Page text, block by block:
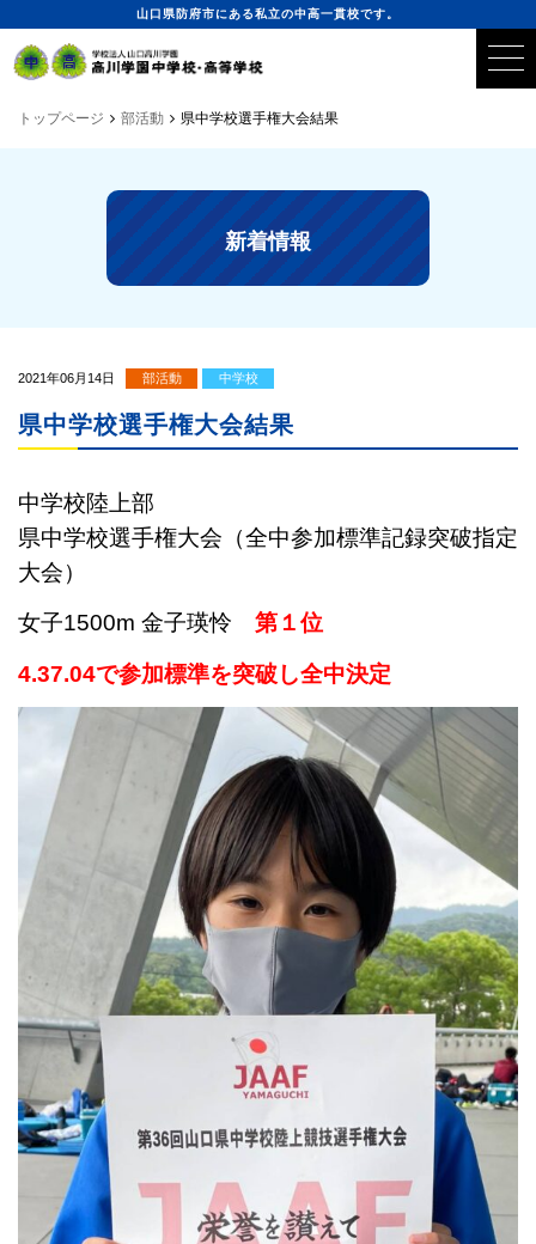
山口県防府市にある私立の中高一貫校です。
トップページ 部活動 県中学校選手権大会結果
新着情報
2021年06月14日 部活動 中学校
県中学校選手権大会結果
中学校陸上部
県中学校選手権大会（全中参加標準記録突破指定
大会）
女子1500m 金子瑛怜 第１位
4.37.04で参加標準を突破し全中決定